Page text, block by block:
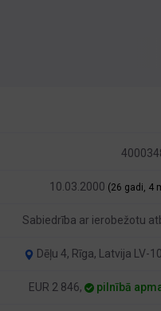
10.03.2000 (26 gadi, 4
Sabiedrība ar ierobežotu
Dēļu 4, Rīga, Latvija LV-
EUR 2 846, pilnībā